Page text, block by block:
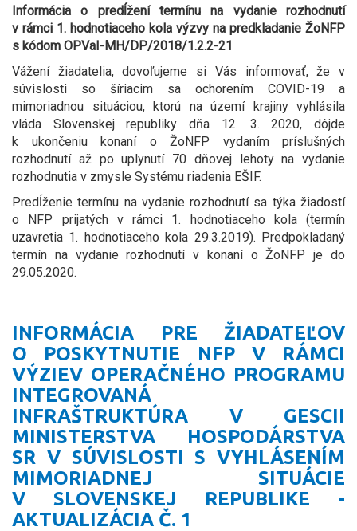
Informácia o predĺžení termínu na vydanie rozhodnutí
v rámci 1. hodnotiaceho kola výzvy na predkladanie ŽoNFP
s kódom OPVaI-MH/DP/2018/1.2.2-21
Vážení žiadatelia, dovoľujeme si Vás informovať, že v
súvislosti so šíriacim sa ochorením COVID-19 a
mimoriadnou situáciou, ktorú na území krajiny vyhlásila
vláda Slovenskej republiky dňa 12. 3. 2020, dôjde
k ukončeniu konaní o ŽoNFP vydaním príslušných
rozhodnutí až po uplynutí 70 dňovej lehoty na vydanie
rozhodnutia v zmysle Systému riadenia EŠIF.
Predĺženie termínu na vydanie rozhodnutí sa týka žiadostí
o NFP prijatých v rámci 1. hodnotiaceho kola (termín
uzavretia 1. hodnotiaceho kola 29.3.2019). Predpokladaný
termín na vydanie rozhodnutí v konaní o ŽoNFP je do
29.05.2020.
INFORMÁCIA PRE ŽIADATEĽOV
O POSKYTNUTIE NFP V RÁMCI
VÝZIEV OPERAČNÉHO PROGRAMU
INTEGROVANÁ
INFRAŠTRUKTÚRA V GESCII
MINISTERSTVA HOSPODÁRSTVA
SR V SÚVISLOSTI S VYHLÁSENÍM
MIMORIADNEJ SITUÁCIE
V SLOVENSKEJ REPUBLIKE -
AKTUALIZÁCIA Č. 1